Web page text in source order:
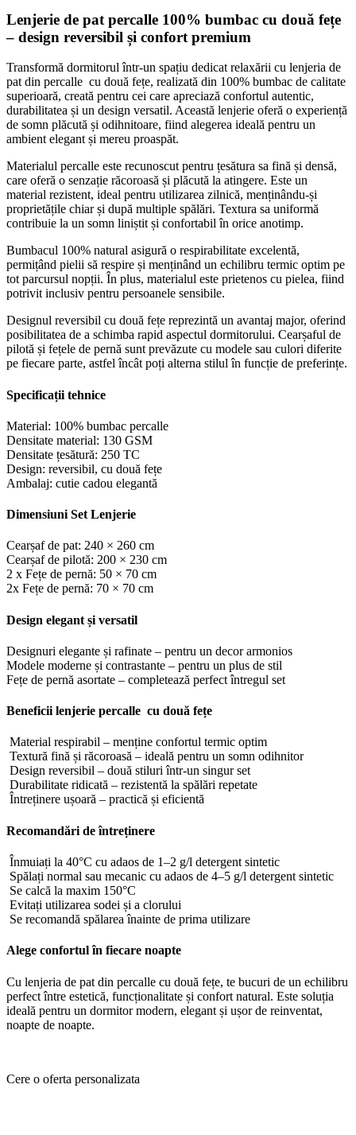
Lenjerie de pat percalle 100% bumbac cu două fețe
– design reversibil și confort premium
Transformă dormitorul într-un spațiu dedicat relaxării cu lenjeria de
pat din percalle cu două fețe, realizată din 100% bumbac de calitate
superioară, creată pentru cei care apreciază confortul autentic,
durabilitatea și un design versatil. Această lenjerie oferă o experiență
de somn plăcută și odihnitoare, fiind alegerea ideală pentru un
ambient elegant și mereu proaspăt.
Materialul percalle este recunoscut pentru țesătura sa fină și densă,
care oferă o senzație răcoroasă și plăcută la atingere. Este un
material rezistent, ideal pentru utilizarea zilnică, menținându-și
proprietățile chiar și după multiple spălări. Textura sa uniformă
contribuie la un somn liniștit și confortabil în orice anotimp.
Bumbacul 100% natural asigură o respirabilitate excelentă,
permițând pielii să respire și menținând un echilibru termic optim pe
tot parcursul nopții. În plus, materialul este prietenos cu pielea, fiind
potrivit inclusiv pentru persoanele sensibile.
Designul reversibil cu două fețe reprezintă un avantaj major, oferind
posibilitatea de a schimba rapid aspectul dormitorului. Cearșaful de
pilotă și fețele de pernă sunt prevăzute cu modele sau culori diferite
pe fiecare parte, astfel încât poți alterna stilul în funcție de preferințe.
Specificații tehnice
Material: 100% bumbac percalle
Densitate material: 130 GSM
Densitate țesătură: 250 TC
Design: reversibil, cu două fețe
Ambalaj: cutie cadou elegantă
Dimensiuni Set Lenjerie
Cearșaf de pat: 240 × 260 cm
Cearșaf de pilotă: 200 × 230 cm
2 x Fețe de pernă: 50 × 70 cm
2x Fețe de pernă: 70 × 70 cm
Design elegant și versatil
Designuri elegante și rafinate – pentru un decor armonios
Modele moderne și contrastante – pentru un plus de stil
Fețe de pernă asortate – completează perfect întregul set
Beneficii lenjerie percalle cu două fețe
Material respirabil – menține confortul termic optim
Textură fină și răcoroasă – ideală pentru un somn odihnitor
Design reversibil – două stiluri într-un singur set
Durabilitate ridicată – rezistentă la spălări repetate
Întreținere ușoară – practică și eficientă
Recomandări de întreținere
Înmuiați la 40°C cu adaos de 1–2 g/l detergent sintetic
Spălați normal sau mecanic cu adaos de 4–5 g/l detergent sintetic
Se calcă la maxim 150°C
Evitați utilizarea sodei și a clorului
Se recomandă spălarea înainte de prima utilizare
Alege confortul în fiecare noapte
Cu lenjeria de pat din percalle cu două fețe, te bucuri de un echilibru
perfect între estetică, funcționalitate și confort natural. Este soluția
ideală pentru un dormitor modern, elegant și ușor de reinventat,
noapte de noapte.
Cere o oferta personalizata